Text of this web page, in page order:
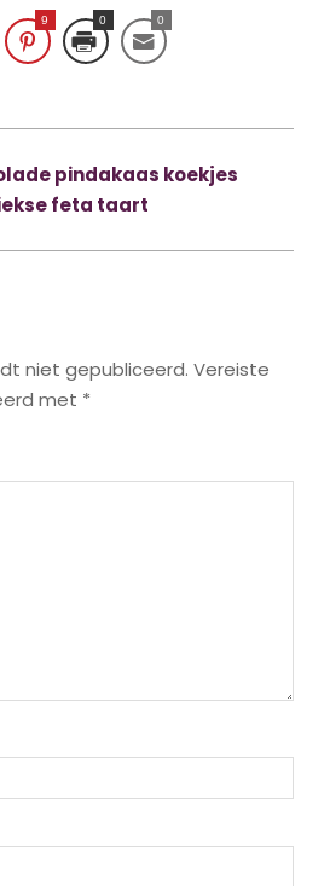
9 0 0
pindakaas koekjes
feta taart
niet gepubliceerd. Vereiste
met *